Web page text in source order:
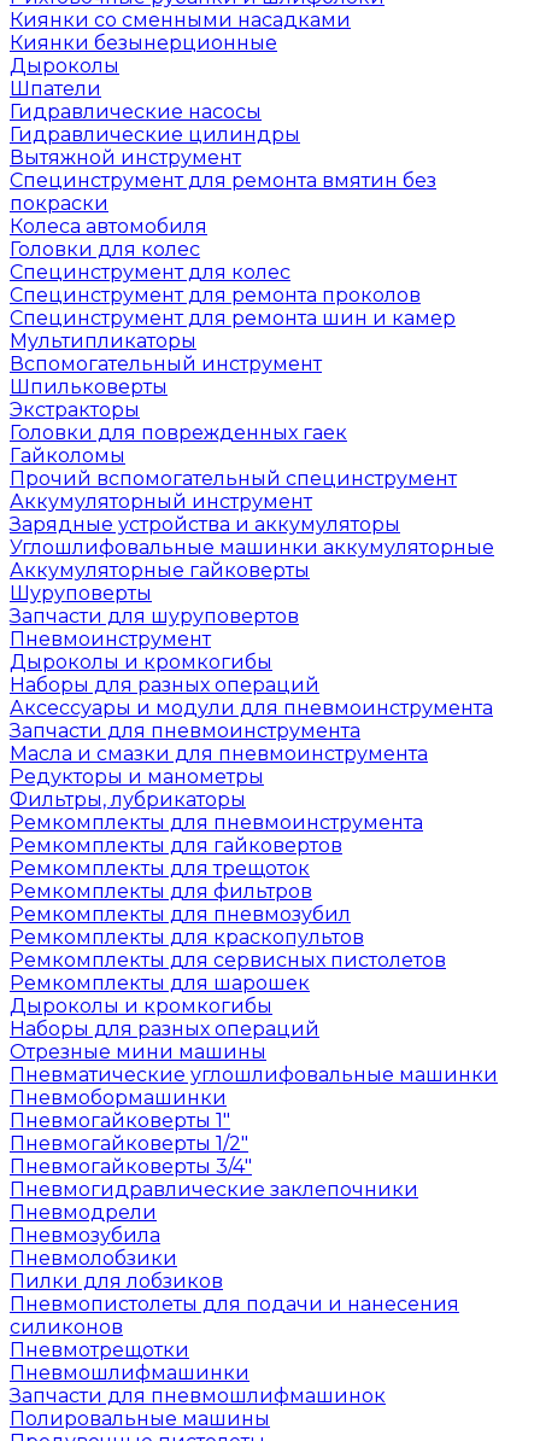
Киянки со сменными насадками
Киянки безынерционные
Дыроколы
Шпатели
Гидравлические насосы
Гидравлические цилиндры
Вытяжной инструмент
Специнструмент для ремонта вмятин без
покраски
Колеса автомобиля
Головки для колес
Специнструмент для колес
Специнструмент для ремонта проколов
Специнструмент для ремонта шин и камер
Мультипликаторы
Вспомогательный инструмент
Шпильковерты
Экстракторы
Головки для поврежденных гаек
Гайколомы
Прочий вспомогательный специнструмент
Аккумуляторный инструмент
Зарядные устройства и аккумуляторы
Углошлифовальные машинки аккумуляторные
Аккумуляторные гайковерты
Шуруповерты
Запчасти для шуруповертов
Пневмоинструмент
Дыроколы и кромкогибы
Наборы для разных операций
Аксессуары и модули для пневмоинструмента
Запчасти для пневмоинструмента
Масла и смазки для пневмоинструмента
Редукторы и манометры
Фильтры, лубрикаторы
Ремкомплекты для пневмоинструмента
Ремкомплекты для гайковертов
Ремкомплекты для трещоток
Ремкомплекты для фильтров
Ремкомплекты для пневмозубил
Ремкомплекты для краскопультов
Ремкомплекты для сервисных пистолетов
Ремкомплекты для шарошек
Дыроколы и кромкогибы
Наборы для разных операций
Отрезные мини машины
Пневматические углошлифовальные машинки
Пневмобормашинки
Пневмогайковерты 1"
Пневмогайковерты 1/2"
Пневмогайковерты 3/4"
Пневмогидравлические заклепочники
Пневмодрели
Пневмозубила
Пневмолобзики
Пилки для лобзиков
Пневмопистолеты для подачи и нанесения
силиконов
Пневмотрещотки
Пневмошлифмашинки
Запчасти для пневмошлифмашинок
Полировальные машины